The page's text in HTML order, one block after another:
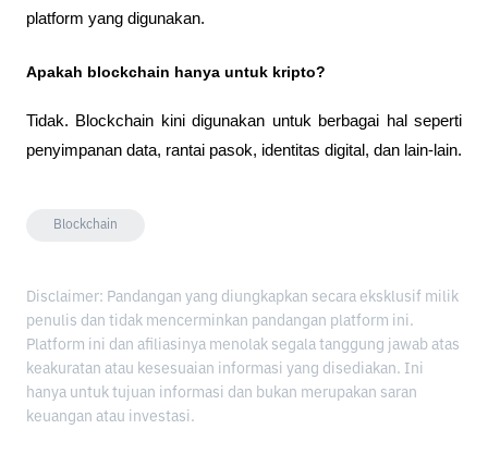
platform yang digunakan.
Apakah blockchain hanya untuk kripto?
Tidak. Blockchain kini digunakan untuk berbagai hal seperti
penyimpanan data, rantai pasok, identitas digital, dan lain-lain.
Blockchain
Disclaimer: Pandangan yang diungkapkan secara eksklusif milik
penulis dan tidak mencerminkan pandangan platform ini.
Platform ini dan afiliasinya menolak segala tanggung jawab atas
keakuratan atau kesesuaian informasi yang disediakan. Ini
hanya untuk tujuan informasi dan bukan merupakan saran
keuangan atau investasi.